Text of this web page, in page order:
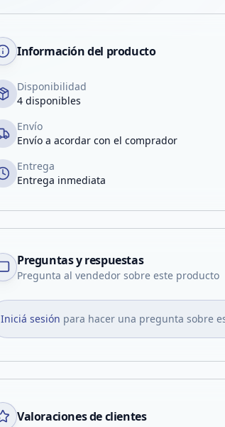
Información del producto
Disponibilidad
4 disponibles
Envío
Envío a acordar con el comprador
Entrega
Entrega inmediata
Preguntas y respuestas
Pregunta al vendedor sobre este producto
Iniciá sesión para hacer una pregunta sobre
Valoraciones de clientes